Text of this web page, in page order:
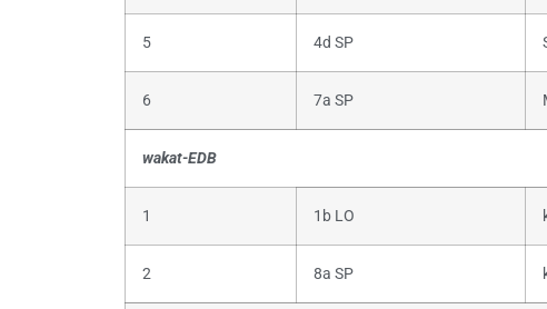
5 4d SP
6 7a SP
wakat-EDB
1 1b LO
2 8a SP